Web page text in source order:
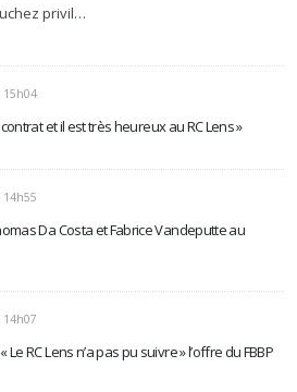
privil…
et il est très heureux au RC Lens »
Da Costa et Fabrice Vandeputte au
RC Lens n’a pas pu suivre » l’offre du FBBP